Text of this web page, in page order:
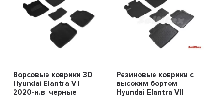
Ворсовые коврики 3D
Hyundai Elantra VII
2020-н.в. черные
Резиновые коврики с
высоким бортом
Hyundai Elantra VII